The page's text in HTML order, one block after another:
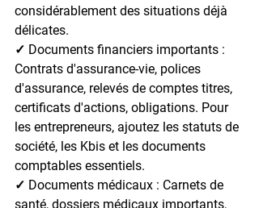
considérablement des situations déjà
délicates.
✓ Documents financiers importants :
Contrats d'assurance-vie, polices
d'assurance, relevés de comptes titres,
certificats d'actions, obligations. Pour
les entrepreneurs, ajoutez les statuts de
société, les Kbis et les documents
comptables essentiels.
✓ Documents médicaux : Carnets de
santé, dossiers médicaux importants,